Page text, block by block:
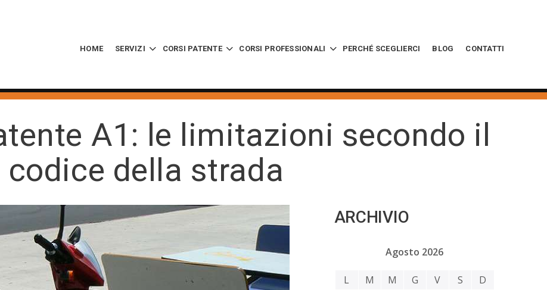
HOME SERVIZI CORSI PATENTE CORSI PROFESSIONALI PERCHÉ SCEGLIERCI BLOG CONTATTI
A1: le limitazioni secondo il
codice della strada
ARCHIVIO
Agosto 2026
L M M G V S D